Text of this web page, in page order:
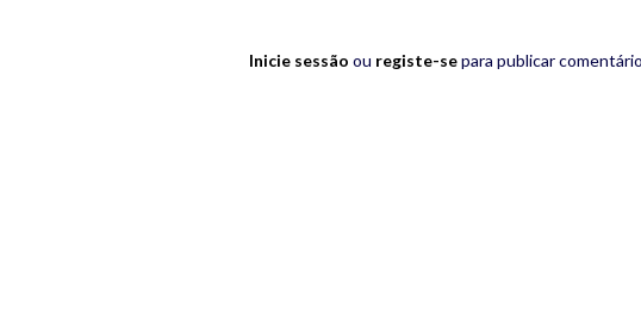
Inicie sessão ou registe-separa publicar